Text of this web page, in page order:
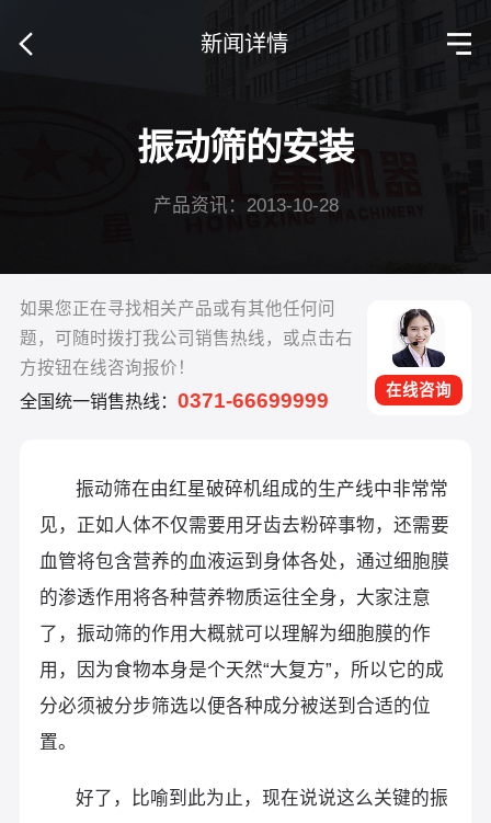
新闻详情
振动筛的安装
产品资讯：2013-10-28
如果您正在寻找相关产品或有其他任何问
题，可随时拨打我公司销售热线，或点击右
方按钮在线咨询报价！
全国统一销售热线： 0371-66699999 在线咨询
振动筛在由红星破碎机组成的生产线中非常常
见，正如人体不仅需要用牙齿去粉碎事物，还需要
血管将包含营养的血液运到身体各处，通过细胞膜
的渗透作用将各种营养物质运往全身，大家注意
了，振动筛的作用大概就可以理解为细胞膜的作
用，因为食物本身是个天然“大复方”，所以它的成
分必须被分步筛选以便各种成分被送到合适的位
置。
好了，比喻到此为止，现在说说这么关键的振